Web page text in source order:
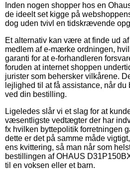
Inden nogen shopper hos en
de ideelt set kigge på
dog uden tvivl en tidskrævende
Et alternativ kan være at finde ud
medlem af e-mærke ordningen,
garanti for at e-forhandleren
foruden at internet shoppen
jurister som behersker vilkårene.
lejlighed til at få assistance, når
ved din bestilling.
Ligeledes slår vi et slag for at
væsentligste vedtægter der har
fx hvilken byttepolitik forretningen
dette er det på samme måde
ens kvittering, så man når som
bestillingen af OHAUS
til en voksen eller et barn.